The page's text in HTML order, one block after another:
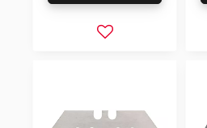
Lägg till i favoriter